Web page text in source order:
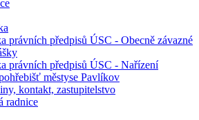
právních předpisů ÚSC - Obecně závazné
právních předpisů ÚSC - Nařízení
městyse Pavlíkov
kontakt, zastupitelstvo
radnice